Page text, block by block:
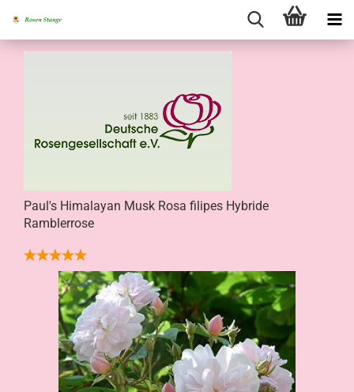
Paul's Himalayan Musk Rosa filipes Hybride
Ramblerrose